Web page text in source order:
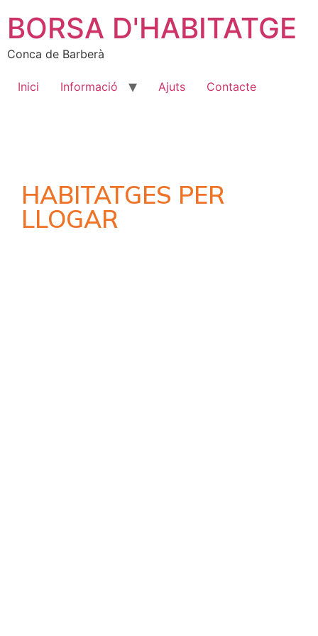
BORSA D'HABITATGE
Conca de Barberà
Inici Informació Ajuts Contacte
HABITATGES PER
LLOGAR